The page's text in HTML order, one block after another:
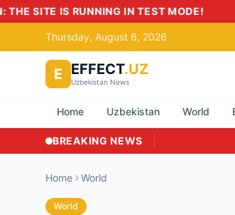
⚠️ ATTENTION: THE SITE IS
Thursday, August 6, 2026
E EFFECT.UZ
Uzbekistan News
Home Uzbekistan World
BREAKING NEWS
Home World
World